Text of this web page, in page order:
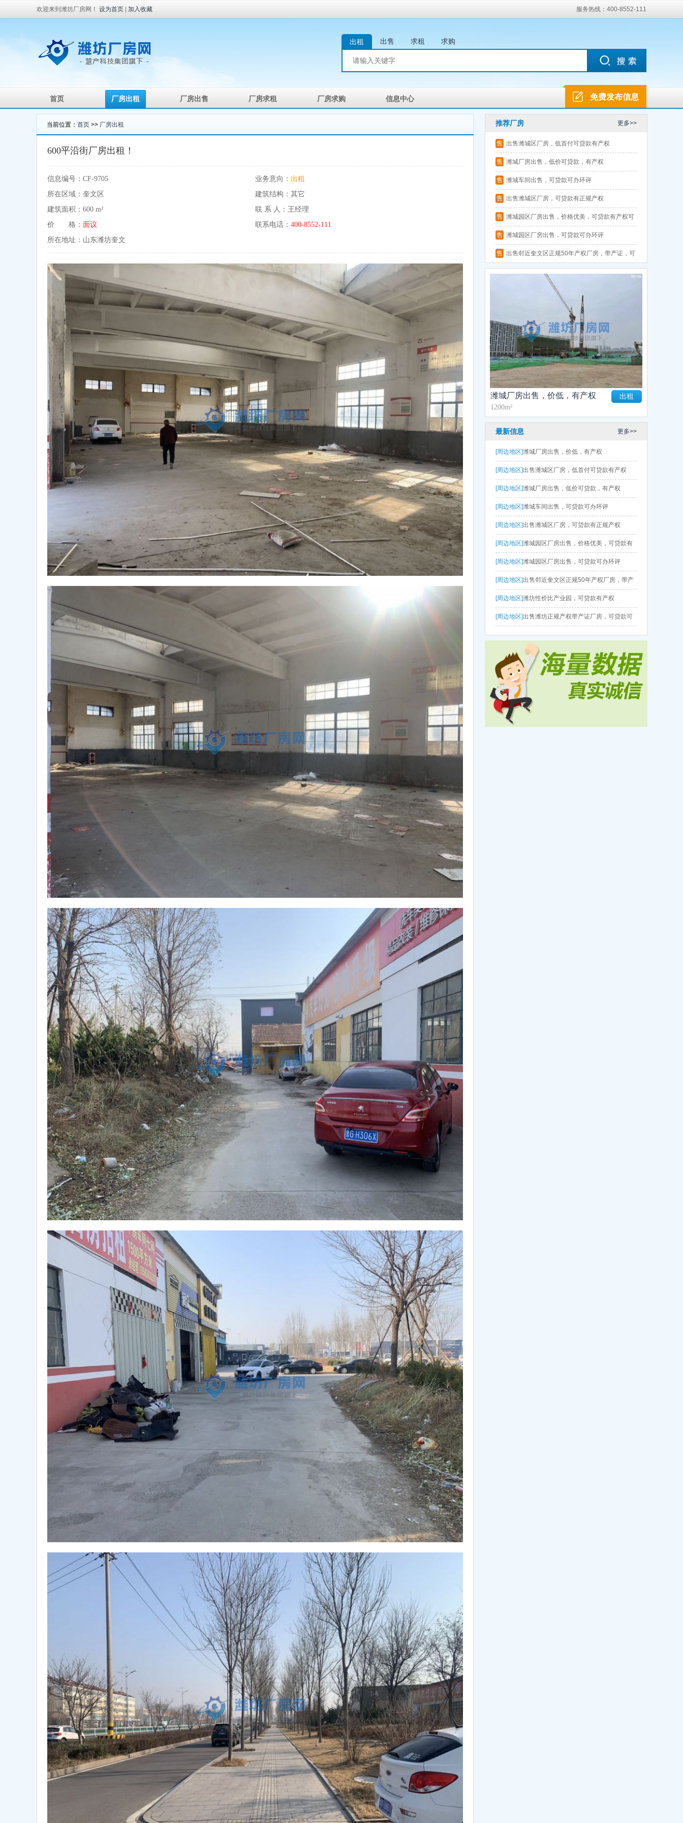
欢迎来到潍坊厂房网！ 设为首页 加入收藏 服务热线：400-8552-111
出租 出售 求租 求购
首页 厂房出租 厂房出售 厂房求租 厂房求购 信息中心 免费发布信息
当前位置： 首页 >> 厂房出租
600平沿街厂房出租！
信息编号：CF-9705 业务意向： 出租
所在区域：奎文区
建筑结构：其它
建筑面积：600 m²
联 系 人：王经理
价 格： 面议 联系电话： 400-8552-111
所在地址：山东潍坊奎文
推荐厂房 更多>>
售 出售潍城区厂房，低首付可贷款有产权
售 潍城厂房出售，低价可贷款，有产权
售 潍城车间出售，可贷款可办环评
售 出售潍城区厂房，可贷款有正规产权
售 潍城园区厂房出售，价格优美，可贷款有产权可
环评
售 潍城园区厂房出售，可贷款可办环评
售 出售邻近奎文区正规50年产权厂房，带产证，可
潍城厂房出售，价低，有产权
1200m²
出租
最新信息 更多>>
[周边地区]潍城厂房出售，价低，有产权
[周边地区]出售潍城区厂房，低首付可贷款有产权
[周边地区]潍城厂房出售，低价可贷款，有产权
[周边地区]潍城车间出售，可贷款可办环评
[周边地区]出售潍城区厂房，可贷款有正规产权
[周边地区]潍城园区厂房出售，价格优美，可贷款有
产权可环评
[周边地区]潍城园区厂房出售，可贷款可办环评
[周边地区]出售邻近奎文区正规50年产权厂房，带产
证，可贷款可办环评
[周边地区]潍坊性价比产业园，可贷款有产权
[周边地区]出售潍坊正规产权带产证厂房，可贷款可
办环评